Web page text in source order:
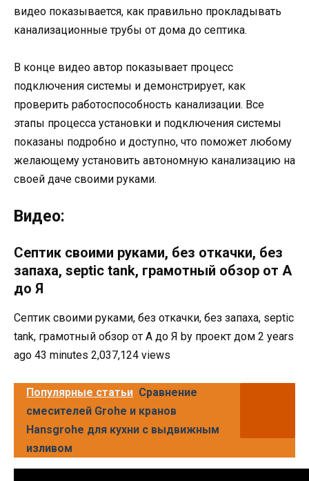
видео показывается, как правильно прокладывать
канализационные трубы от дома до септика.
В конце видео автор показывает процесс
подключения системы и демонстрирует, как
проверить работоспособность канализации. Все
этапы процесса установки и подключения системы
показаны подробно и доступно, что поможет любому
желающему установить автономную канализацию на
своей даче своими руками.
Видео:
Септик своими руками, без откачки, без
запаха, septic tank, грамотный обзор от А
до Я
Септик своими руками, без откачки, без запаха, septic
tank, грамотный обзор от А до Я by проект дом 2 years
ago 43 minutes 2,037,124 views
Популярные статьи Сравнение
смесителей Grohe и кранов
Hansgrohe для кухни с выдвижным
изливом